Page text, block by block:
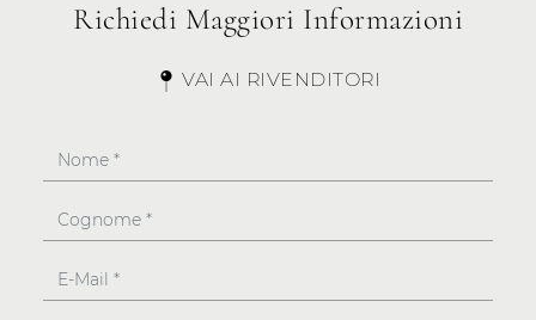
Richiedi Maggiori Informazioni
VAI AI RIVENDITORI